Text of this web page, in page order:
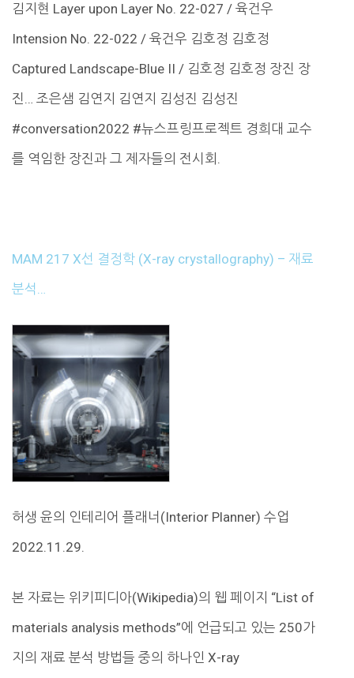
김지현 Layer upon Layer No. 22-027 / 육건우
Intension No. 22-022 / 육건우 김호정 김호정
Captured Landscape-Blue II / 김호정 김호정 장진 장
진… 조은샘 김연지 김연지 김성진 김성진
#conversation2022 #뉴스프링프로젝트 경희대 교수
를 역임한 장진과 그 제자들의 전시회.
MAM 217 X선 결정학 (X-ray crystallography) – 재료
분석…
허생 윤의 인테리어 플래너(Interior Planner) 수업
2022.11.29.
본 자료는 위키피디아(Wikipedia)의 웹 페이지 “List of
materials analysis methods”에 언급되고 있는 250가
지의 재료 분석 방법들 중의 하나인 X-ray